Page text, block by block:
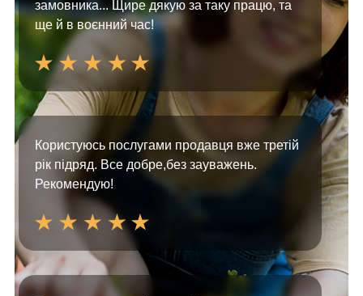
замовника... Щире дякую за таку працю, та
ще й в воєнний час!
Користуюсь послугами продавця вже третій
рік підряд. Все добре,без зауважень.
Рекомендую!